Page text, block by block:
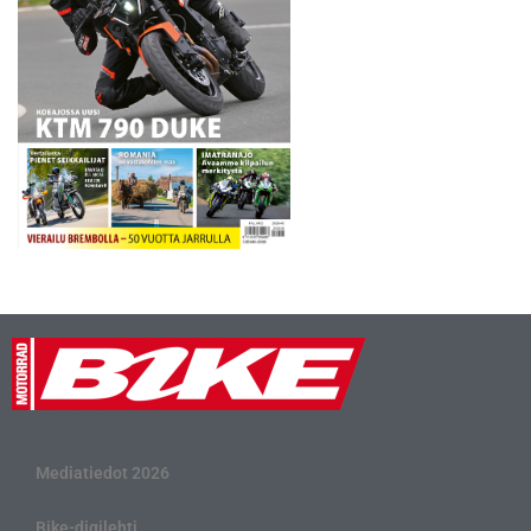
Mediatiedot 2026